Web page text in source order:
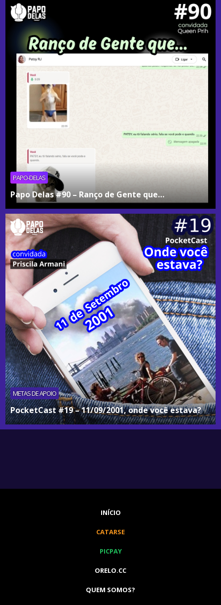
PAPO-DELAS
Papo Delas #90 – Ranço de Gente que…
METAS DE APOIO
PocketCast #19 – 11/09/2001, onde você estava?
INÍCIO
CATARSE
PICPAY
ORELO.CC
QUEM SOMOS?